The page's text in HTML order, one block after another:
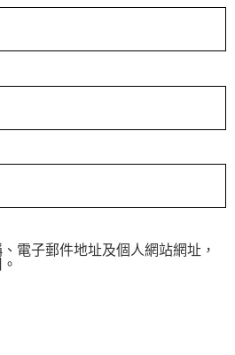
電子郵件地址及個人網站網址，